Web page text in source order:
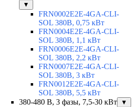
▼
FRN0002E2E-4GA-CLI-
SOL 380В, 0,75 кВт
FRN0004E2E-4GA-CLI-
SOL 380В, 1,1 кВт
FRN0006E2E-4GA-CLI-
SOL 380В, 2,2 кВт
FRN0007E2E-4GA-CLI-
SOL 380В, 3 кВт
FRN0012E2E-4GA-CLI-
SOL 380В, 5,5 кВт
380-480 В, 3 фазы, 7,5-30 кВт
▼